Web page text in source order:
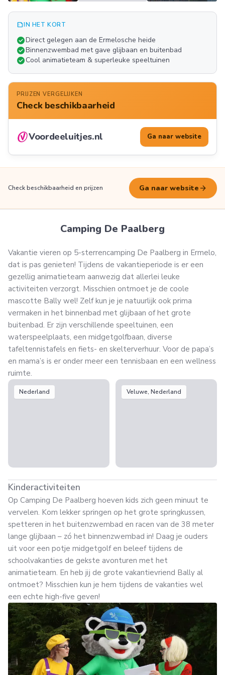
FOTO'S
summarizeIN HET KORT
check_circleDirect gelegen aan de Ermelosche heide
check_circleBinnenzwembad met gave glijbaan en buitenbad
check_circleCool animatieteam & superleuke speeltuinen
PRIJZEN VERGELIJKEN
Check beschikbaarheid
Voordeeluitjes.nl Ga naar website
Check beschikbaarheid en prijzen Ga naar website arrow_forward
Camping De Paalberg
Vakantie vieren op 5-sterrencamping De Paalberg in Ermelo,
dat is pas genieten! Tijdens de vakantieperiode is er een
gezellig animatieteam aanwezig dat allerlei leuke
activiteiten verzorgt. Misschien ontmoet je de coole
mascotte Bally wel! Zelf kun je je natuurlijk ook prima
vermaken in het binnenbad met glijbaan of het grote
buitenbad. Er zijn verschillende speeltuinen, een
waterspeelplaats, een midgetgolfbaan, diverse
tafeltennistafels en fiets- en skelterverhuur. Voor de papa’s
en mama’s is er onder meer een tennisbaan en een wellness
ruimte.
Nederland Veluwe, Nederland
Kinderactiviteiten
Op Camping De Paalberg hoeven kids zich geen minuut te
vervelen. Kom lekker springen op het grote springkussen,
spetteren in het buitenzwembad en racen van de 38 meter
lange glijbaan – zó het binnenzwembad in! Daag je ouders
uit voor een potje midgetgolf en beleef tijdens de
schoolvakanties de gekste avonturen met het
animatieteam. En heb jij de grote vakantievriend Bally al
ontmoet? Misschien kun je hem tijdens de vakanties wel
een echte high-five geven!